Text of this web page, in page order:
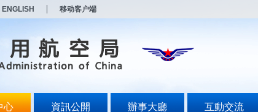
ENGLISH 移动客户端
心 資訊公開 辦事大廳 互動交流